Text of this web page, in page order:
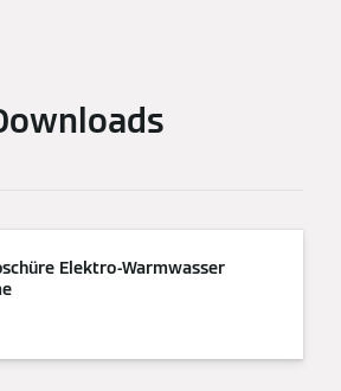
Elektro-Warmwasser